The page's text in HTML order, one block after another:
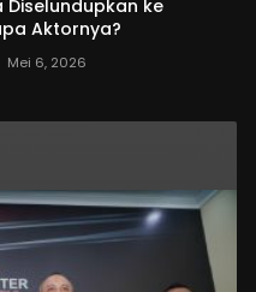
Diselundupkan ke
Aktornya?
Mei 6, 2026